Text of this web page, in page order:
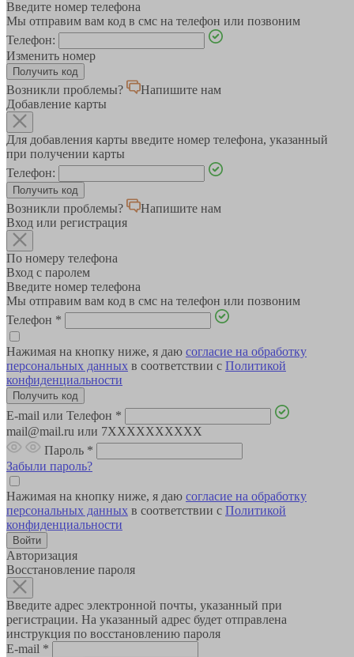
Введите номер телефона
Мы отправим вам код в смс на телефон или позвоним
Телефон:
Изменить номер
Возникли проблемы?
Напишите нам
Добавление карты
Для добавления карты введите номер телефона, указанный
при получении карты
Телефон:
Возникли проблемы?
Напишите нам
Вход или регистрация
По номеру телефона
Вход с паролем
Введите номер телефона
Мы отправим вам код в смс на телефон или позвоним
Телефон *
Нажимая на кнопку ниже, я даю согласие на обработку
персональных данных в соответствии с Политикой
конфиденциальности
E-mail или Телефон *
mail@mail.ru или 7XXXXXXXXXX
Пароль *
Забыли пароль?
Нажимая на кнопку ниже, я даю согласие на обработку
персональных данных в соответствии с Политикой
конфиденциальности
Авторизация
Восстановление пароля
Введите адрес электронной почты, указанный при
регистрации. На указанный адрес будет отправлена
инструкция по восстановлению пароля
E-mail *